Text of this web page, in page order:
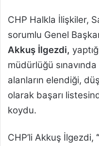
CHP Halkla İlişkiler,
sorumlu Genel
Akkuş İlgezdi,
müdürlüğü
alanların elendiği,
olarak başarı
koydu.
CHP’li Akkuş İlgezdi,